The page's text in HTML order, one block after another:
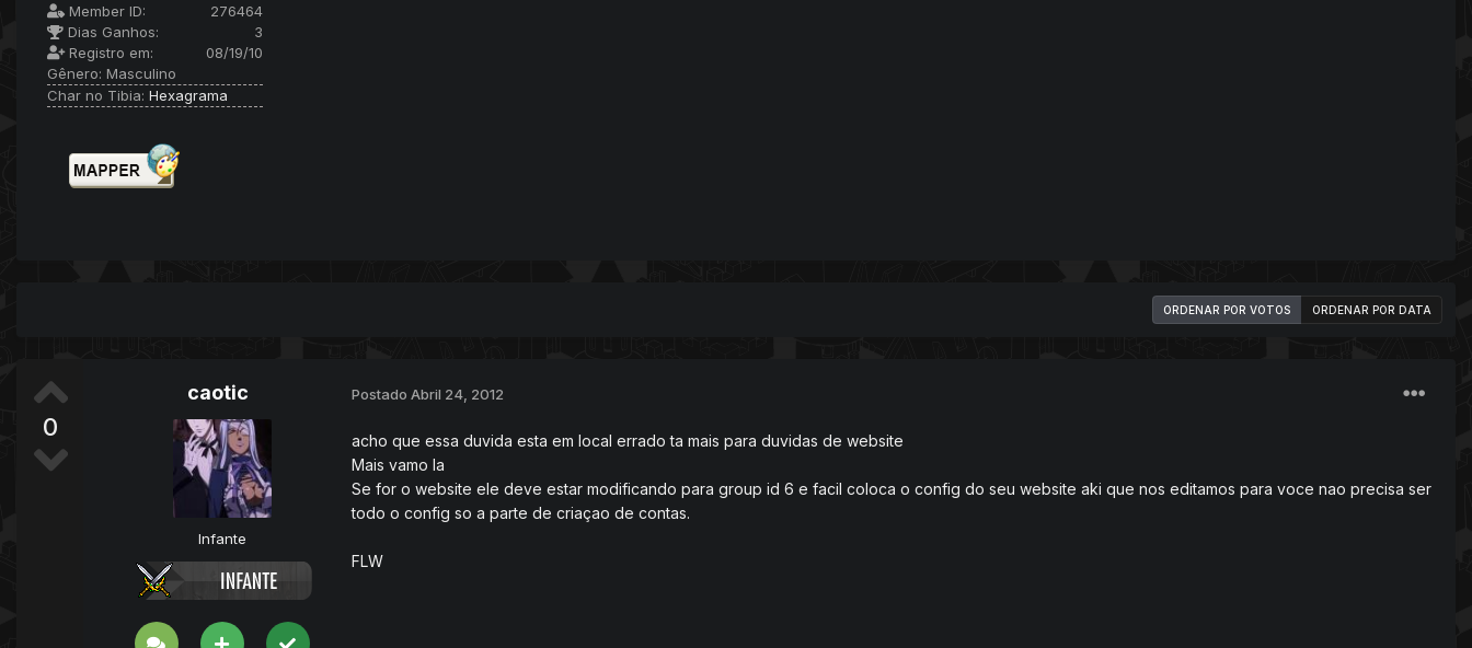
Member ID:
276464
Dias Ganhos:
3
Registro em:
08/19/10
Gênero: Masculino
Char no Tibia: Hexagrama
ORDENAR POR VOTOS ORDENAR POR DATA
0
caotic
Infante
Postado Abril 24, 2012
acho que essa duvida esta em local errado ta mais para duvidas de website
Mais vamo la
Se for o website ele deve estar modificando para group id 6 e facil coloca o config do seu website aki que nos editamos para voce nao precisa ser
todo o config so a parte de criaçao de contas.
FLW